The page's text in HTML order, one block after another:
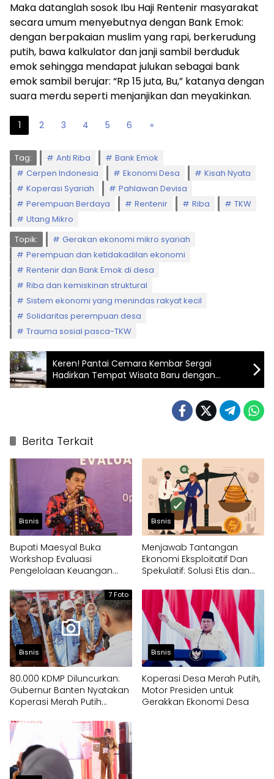
Maka datanglah sosok Ibu Haji Rentenir masyarakat
secara umum menyebutnya dengan Bank Emok:
dengan berpakaian muslim yang rapi, berkerudung
putih, bawa kalkulator dan janji sambil berduduk
emok sehingga mendapat julukan sebagai bank
emok sambil berujar: “Rp 15 juta, Bu,” katanya dengan
suara merdu seperti menjanjikan dan meyakinkan.
1 2 3 4 5 6 »
Tag: Anti Riba
Bank Emok
Cerpen Indonesia
Ekonomi Desa
Kisah Nyata
Koperasi Syariah
Pahlawan Devisa
Perempuan Berdaya
Rentenir Riba
TKW
Utang Mikro
Topik:
Gerakan ekonomi mikro syariah
Perempuan dan ketidakadilan ekonomi
Rentenir dan Bank Emok di desa
Riba dan kemiskinan struktural
Sistem ekonomi yang menindas rakyat kecil
Solidaritas perempuan desa
Trauma sosial pasca-TKW
Keren! Pantai Cemara Kembar Sergai
Hadirkan Tempat Wisata Baru dengan
Konsep Taman Estetik dan Jembatan
Berita Terkait
Bisnis
Bupati Maesyal Buka
Workshop Evaluasi
Pengelolaan Keuangan
Bisnis
Menjawab Tantangan
Ekonomi Eksploitatif Dan
Spekulatif: Solusi Etis dan
7 Foto
Bisnis
80.000 KDMP Diluncurkan:
Gubernur Banten Nyatakan
Koperasi Merah Putih
Daerah
Bisnis
Koperasi Desa Merah Putih,
Motor Presiden untuk
Gerakkan Ekonomi Desa